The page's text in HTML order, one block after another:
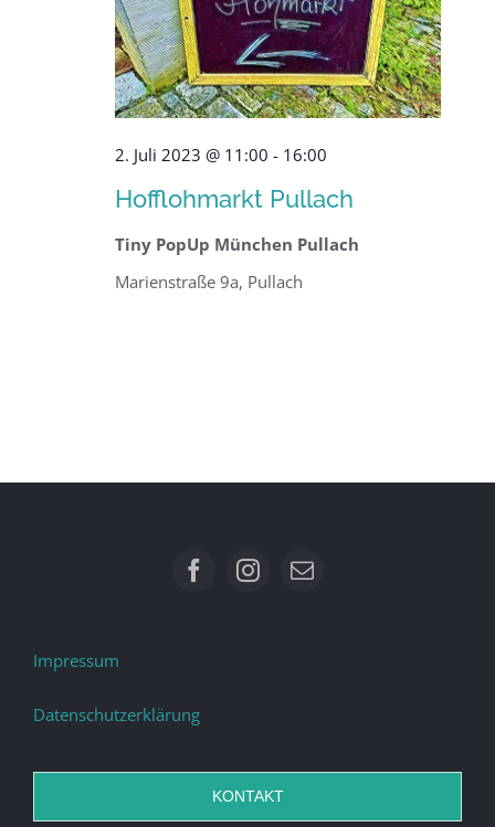
2. Juli 2023 @ 11:00 - 16:00
Hofflohmarkt Pullach
Tiny PopUp München Pullach
Marienstraße 9a, Pullach
Impressum
Datenschutzerklärung
KONTAKT